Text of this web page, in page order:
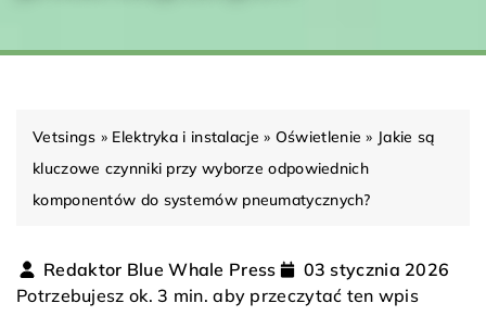
Vetsings » Elektryka i instalacje » Oświetlenie » Jakie są
kluczowe czynniki przy wyborze odpowiednich
komponentów do systemów pneumatycznych?
Redaktor Blue Whale Press
03 stycznia 2026
Potrzebujesz ok. 3 min. aby przeczytać ten wpis